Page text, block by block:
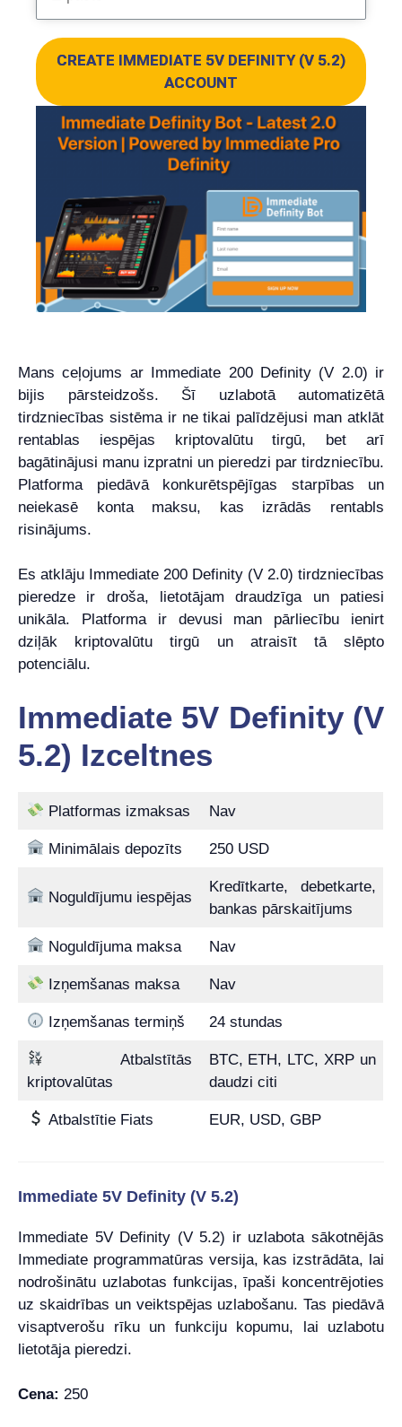
CREATE IMMEDIATE 5V DEFINITY (V 5.2)
ACCOUNT
Mans ceļojums ar Immediate 200 Definity (V 2.0) ir
bijis pārsteidzošs. Šī uzlabotā automatizētā
tirdzniecības sistēma ir ne tikai palīdzējusi man atklāt
rentablas iespējas kriptovalūtu tirgū, bet arī
bagātinājusi manu izpratni un pieredzi par tirdzniecību.
Platforma piedāvā konkurētspējīgas starpības un
neiekasē konta maksu, kas izrādās rentabls
risinājums.
Es atklāju Immediate 200 Definity (V 2.0) tirdzniecības
pieredze ir droša, lietotājam draudzīga un patiesi
unikāla. Platforma ir devusi man pārliecību ienirt
dziļāk kriptovalūtu tirgū un atraisīt tā slēpto
potenciālu.
Immediate 5V Definity (V
5.2) Izceltnes
Platformas izmaksas Nav
Minimālais depozīts 250 USD
Noguldījumu iespējas
Kredītkarte, debetkarte,
bankas pārskaitījums
Noguldījuma maksa Nav
Izņemšanas maksa Nav
Izņemšanas termiņš 24 stundas
Atbalstītās
kriptovalūtas
BTC, ETH, LTC, XRP un
daudzi citi
Atbalstītie Fiats EUR, USD, GBP
Immediate 5V Definity (V 5.2)
Immediate 5V Definity (V 5.2) ir uzlabota sākotnējās
Immediate programmatūras versija, kas izstrādāta, lai
nodrošinātu uzlabotas funkcijas, īpaši koncentrējoties
uz skaidrības un veiktspējas uzlabošanu. Tas piedāvā
visaptverošu rīku un funkciju kopumu, lai uzlabotu
lietotāja pieredzi.
Cena: 250